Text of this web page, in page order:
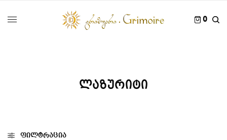
0
ლაზურიტი
ფილტრაცია